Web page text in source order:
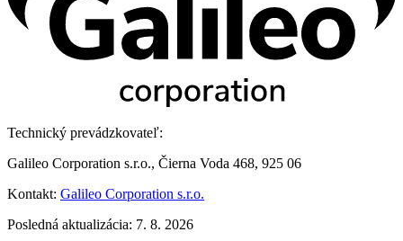
Technický prevádzkovateľ:
Galileo Corporation s.r.o., Čierna Voda 468, 925 06
Kontakt: Galileo Corporation s.r.o.
Posledná aktualizácia: 7. 8. 2026